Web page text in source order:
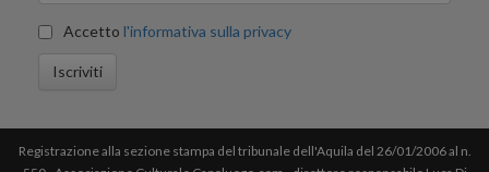
Accetto l'informativa sulla privacy
Iscriviti
Registrazione alla sezione stampa del tribunale dell'Aquila del 26/01/2006 al n.